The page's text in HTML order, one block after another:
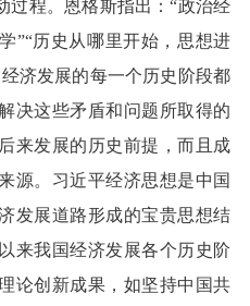
过程。恩格斯指出：“政治经
”“历史从哪里开始，思想进
济发展的每一个历史阶段都
决这些矛盾和问题所取得的
来发展的历史前提，而且成
源。习近平经济思想是中国
发展道路形成的宝贵思想结
来我国经济发展各个历史阶
论创新成果，如坚持中国共